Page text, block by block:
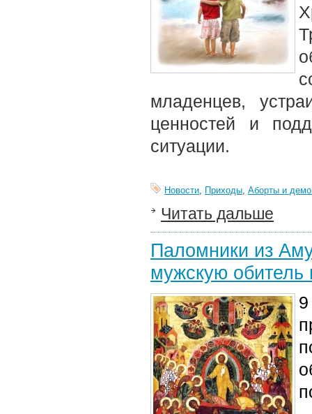
младенцев,
ценностей и
ситуации.
Новости, Приходы, Аборты и
Читать дальше
Паломники из
мужскую обитель